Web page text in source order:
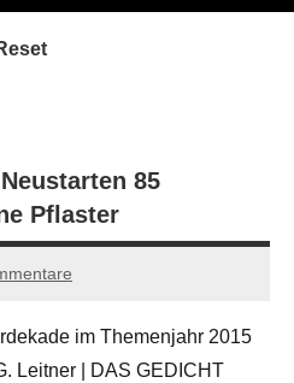
85
Pflaster
im Themenjahr 2015
Leitner | DAS GEDICHT